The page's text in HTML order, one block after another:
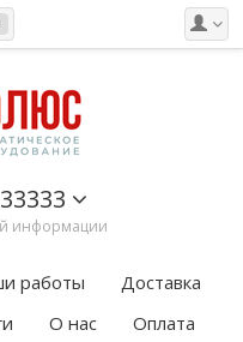
информации
работы
Доставка
О нас
Оплата